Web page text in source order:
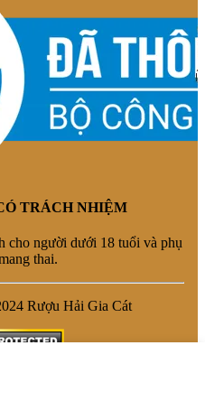
TRÁCH NHIỆM
cho người dưới 18 tuổi và phụ
thai.
Rượu Hải Gia Cát